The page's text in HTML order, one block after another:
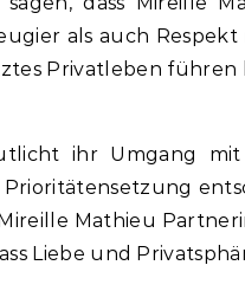
als auch
Privatleben führen
ihr Umgang
Mathieu
Liebe und